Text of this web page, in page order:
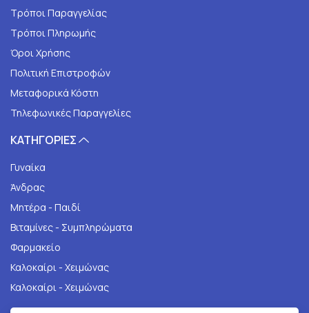
Τρόποι Παραγγελίας
Τρόποι Πληρωμής
Όροι Χρήσης
Πολιτική Επιστροφών
Μεταφορικά Κόστη
Τηλεφωνικές Παραγγελίες
ΚΑΤΗΓΟΡΙΕΣ
Γυναίκα
Άνδρας
Μητέρα - Παιδί
Βιταμίνες - Συμπληρώματα
Φαρμακείο
Καλοκαίρι - Χειμώνας
Καλοκαίρι - Χειμώνας